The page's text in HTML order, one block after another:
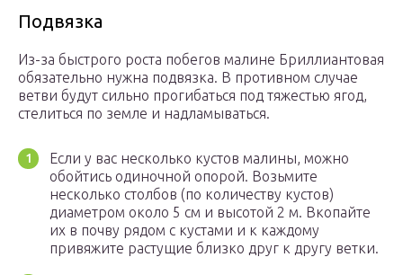
Подвязка
Из-за быстрого роста побегов малине Бриллиантовая
обязательно нужна подвязка. В противном случае
ветви будут сильно прогибаться под тяжестью ягод,
стелиться по земле и надламываться.
Если у вас несколько кустов малины, можно
обойтись одиночной опорой. Возьмите
несколько столбов (по количеству кустов)
диаметром около 5 см и высотой 2 м. Вкопайте
их в почву рядом с кустами и к каждому
привяжите растущие близко друг к другу ветки.